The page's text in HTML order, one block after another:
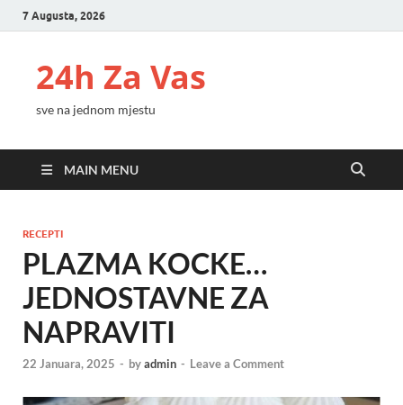
7 Augusta, 2026
24h Za Vas
sve na jednom mjestu
MAIN MENU
RECEPTI
PLAZMA KOCKE…
JEDNOSTAVNE ZA
NAPRAVITI
22 Januara, 2025 - byadmin - Leave a Comment